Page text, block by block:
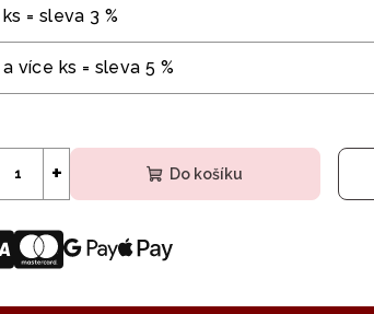
ks = sleva 3 %
a více ks = sleva 5 %
+ Do košíku